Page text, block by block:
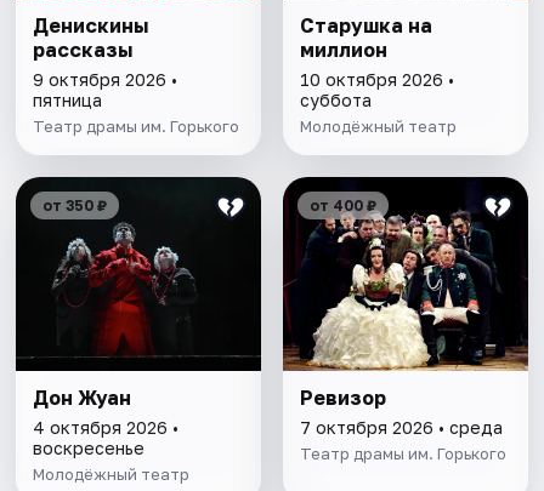
Денискины
рассказы
9 октября 2026 •
пятница
Театр драмы им. Горького
Старушка на
миллион
10 октября 2026 •
суббота
Молодёжный театр
от 350 ₽
Дон Жуан
4 октября 2026 •
воскресенье
Молодёжный театр
от 400 ₽
Ревизор
7 октября 2026 • среда
Театр драмы им. Горького